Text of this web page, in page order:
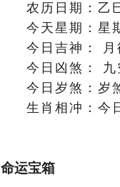
农历日期：乙
今天星期：星
今日吉神：
今日凶煞：
今日岁煞：岁
生肖相冲：今
命运宝箱